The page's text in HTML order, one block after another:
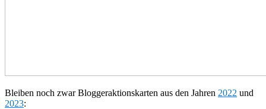
Bleiben noch zwar Bloggeraktionskarten aus den Jahren 2022 und
2023: